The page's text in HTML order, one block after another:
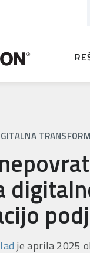
je aprila 2025